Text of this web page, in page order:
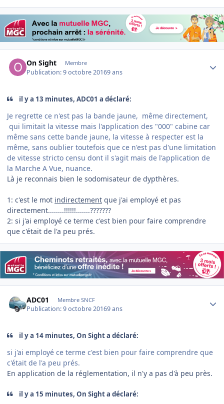
On Sight Membre
Publication:9 octobre 20169 ans
il y a 13 minutes, ADC01 a déclaré:
Je regrette ce n'est pas la bande jaune, même directement,
qui limitait la vitesse mais l'application des "000" cabine car
même sans cette bande jaune, la vitesse à respecter est la
même, sans oublier toutefois que ce n'est pas d'une limitation
de vitesse stricto censu dont il s'agit mais de l'application de
la Marche A Vue, nuance.
Là je reconnais bien le sodomisateur de dypthères.
1: c'est le mot indirectement que j'ai employé et pas
directement........!!!!!!.......???????
2: si j'ai employé ce terme c'est bien pour faire comprendre
que c'était de l'a peu prés.
ADC01 Membre SNCF
Publication:9 octobre 20169 ans
il y a 14 minutes, On Sight a déclaré:
si j'ai employé ce terme c'est bien pour faire comprendre que
c'était de l'a peu prés.
En application de la réglementation, il n'y a pas d'à peu près.
il y a 15 minutes, On Sight a déclaré: